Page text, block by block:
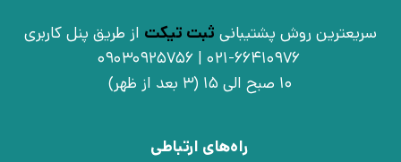
سریعترین روش پشتیبانی ثبت تیکت از طریق پنل کاربری
021-66410976 | 09030925756
10 صبح الی 15 (3 بعد از ظهر)
راه‌های ارتباطی